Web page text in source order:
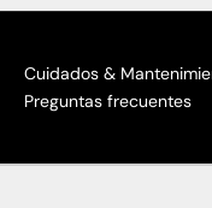
Cuidados &
Preguntas frecuentes